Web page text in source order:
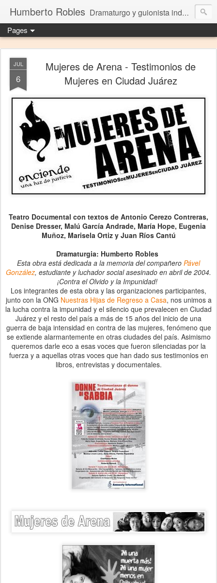
Humberto Robles Dramaturgo y guionista independiente
Pages
JUL
6
Mujeres de Arena - Testimonios de
Mujeres en Ciudad Juárez
Teatro Documental con textos de Antonio Cerezo Contreras,
Denise Dresser, Malú García Andrade, María Hope, Eugenia
Muñoz, Marisela Ortiz y Juan Ríos Cantú
Dramaturgia: Humberto Robles
Esta obra está dedicada a la memoria del compañero Pável
González, estudiante y luchador social asesinado en abril de 2004.
¡Contra el Olvido y la Impunidad!
Los integrantes de esta obra y las organizaciones participantes,
junto con la ONG Nuestras Hijas de Regreso a Casa, nos unimos a
la lucha contra la impunidad y el silencio que prevalecen en Ciudad
Juárez y el resto del país a más de 15 años del inicio de una
guerra de baja intensidad en contra de las mujeres, fenómeno que
se extiende alarmantemente en otras ciudades del país. Asimismo
queremos darle eco a esas voces que fueron silenciadas por la
fuerza y a aquellas otras voces que han dado sus testimonios en
libros, entrevistas y documentales.